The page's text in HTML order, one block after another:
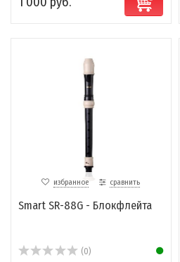
избранное сравнить
Smart SR-88G - Блокфлейта
(0)